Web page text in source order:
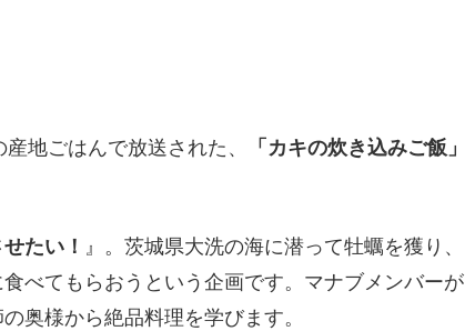
地ごはんで放送された、 「カキの炊き込みご飯 」
たい！ 』。茨城県大洗の海に潜って牡蠣を獲り、
べてもらおうという企画です。 マナブメンバーが
奥様から絶品料理を学びます。